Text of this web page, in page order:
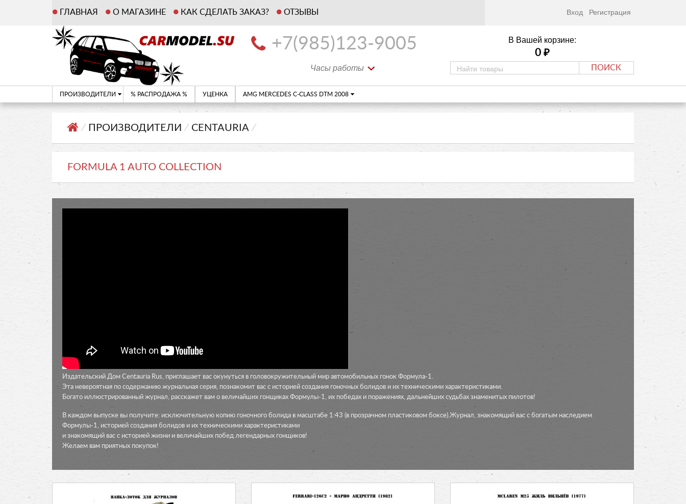
ГЛАВНАЯ О МАГАЗИНЕ КАК СДЕЛАТЬ ЗАКАЗ? ОТЗЫВЫ Вход Регистрация
+7(985)123-9005
Часы работы
В Вашей корзине:
0 ₽
ПОИСК
ПРОИЗВОДИТЕЛИ % РАСПРОДАЖА % УЦЕНКА AMG MERCEDES C-CLASS DTM 2008
⁄ ПРОИЗВОДИТЕЛИ ⁄ CENTAURIA ⁄
FORMULA 1 AUTO COLLECTION
Издательский Дом Centauria Rus, приглашает вас окунуться в головокружительный мир автомобильных гонок Формула-1.
Эта невероятная по содержанию журнальная серия, познакомит вас с историей создания гоночных болидов и их техническими характеристиками.
Богато иллюстрированный журнал, расскажет вам о величайших гонщиках Формулы-1, их победах и поражениях, дальнейших судьбах знаменитых пилотов!
В каждом выпуске вы получите: исключительную копию гоночного болида в масштабе 1:43 (в прозрачном пластиковом боксе).Журнал, знакомящий вас с богатым наследием
Формулы-1, историей создания болидов и их техническими характеристиками
и знакомящий вас с историей жизни и величайших побед легендарных гонщиков!
Желаем вам приятных покупок!